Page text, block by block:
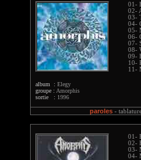
album : Elegy
groupe : Amorphis
sortie : 1996
01-
02-
03-
04-
05-
06-
07-
08-
09-
10-
11-
paroles-
01-
02-
03-
04-